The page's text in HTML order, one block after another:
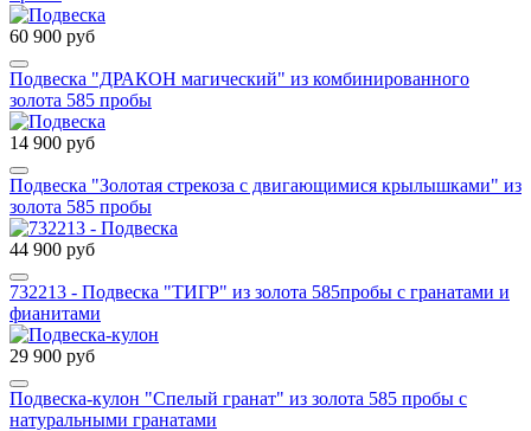
60 900 руб
Подвеска "ДРАКОН магический" из комбинированного
золота 585 пробы
14 900 руб
Подвеска "Золотая стрекоза с двигающимися крылышками" из
золота 585 пробы
44 900 руб
732213 - Подвеска "ТИГР" из золота 585пробы с гранатами и
фианитами
29 900 руб
Подвеска-кулон "Спелый гранат" из золота 585 пробы с
натуральными гранатами